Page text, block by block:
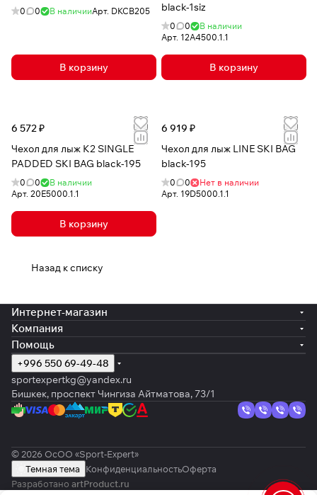
0 0 В наличииАрт. DKCB205
В корзину
black-1siz
0 0
В наличии
Арт. 12A4500.1.1
В корзину
6 572 ₽
Чехол для лыж K2 SINGLE
PADDED SKI BAG black-195
0 0
В наличии
Арт. 20E5000.1.1
В корзину
6 919 ₽
Чехол для лыж LINE SKI BAG
black-195
0 0
Нет в наличии
Арт. 19D5000.1.1
Назад к списку
Интернет-магазин
Компания
Помощь
+996 550 69-49-48
sportexpertkg@yandex.ru
Бишкек, проспект Чингиза Айтматова, 73/1
© 2026 ОсОО «Sport-Expert»
Темная тема
КонфиденциальностьОферта
Разработано artProduct.ru